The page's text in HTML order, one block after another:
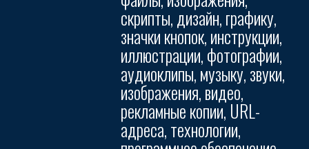
скрипты, дизайн, графику,
значки кнопок, инструкции,
иллюстрации, фотографии,
аудиоклипы, музыку, звуки,
изображения, видео,
рекламные копии, URL-
адреса, технологии,